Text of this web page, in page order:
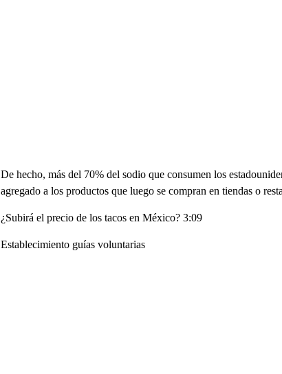
De hecho, más del 70% del sodio que consumen los
agregado a los productos que luego se compran en tiendas o
¿Subirá el precio de los tacos en México? 3:09
Establecimiento guías voluntarias